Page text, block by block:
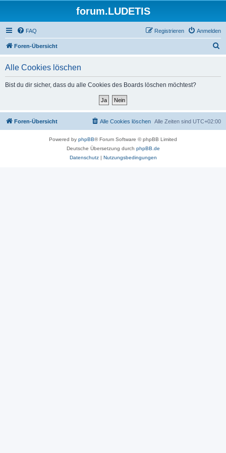
forum.LUDETIS
FAQ Anmelden
Registrieren
Foren-Übersicht
Alle Cookies löschen
Bist du dir sicher, dass du alle Cookies des Boards löschen möchtest?
Foren-Übersicht Alle Zeiten sind UTC+02:00
Alle Cookies löschen
Powered by phpBB® Forum Software © phpBB Limited
Deutsche Übersetzung durch phpBB.de
Datenschutz| Nutzungsbedingungen